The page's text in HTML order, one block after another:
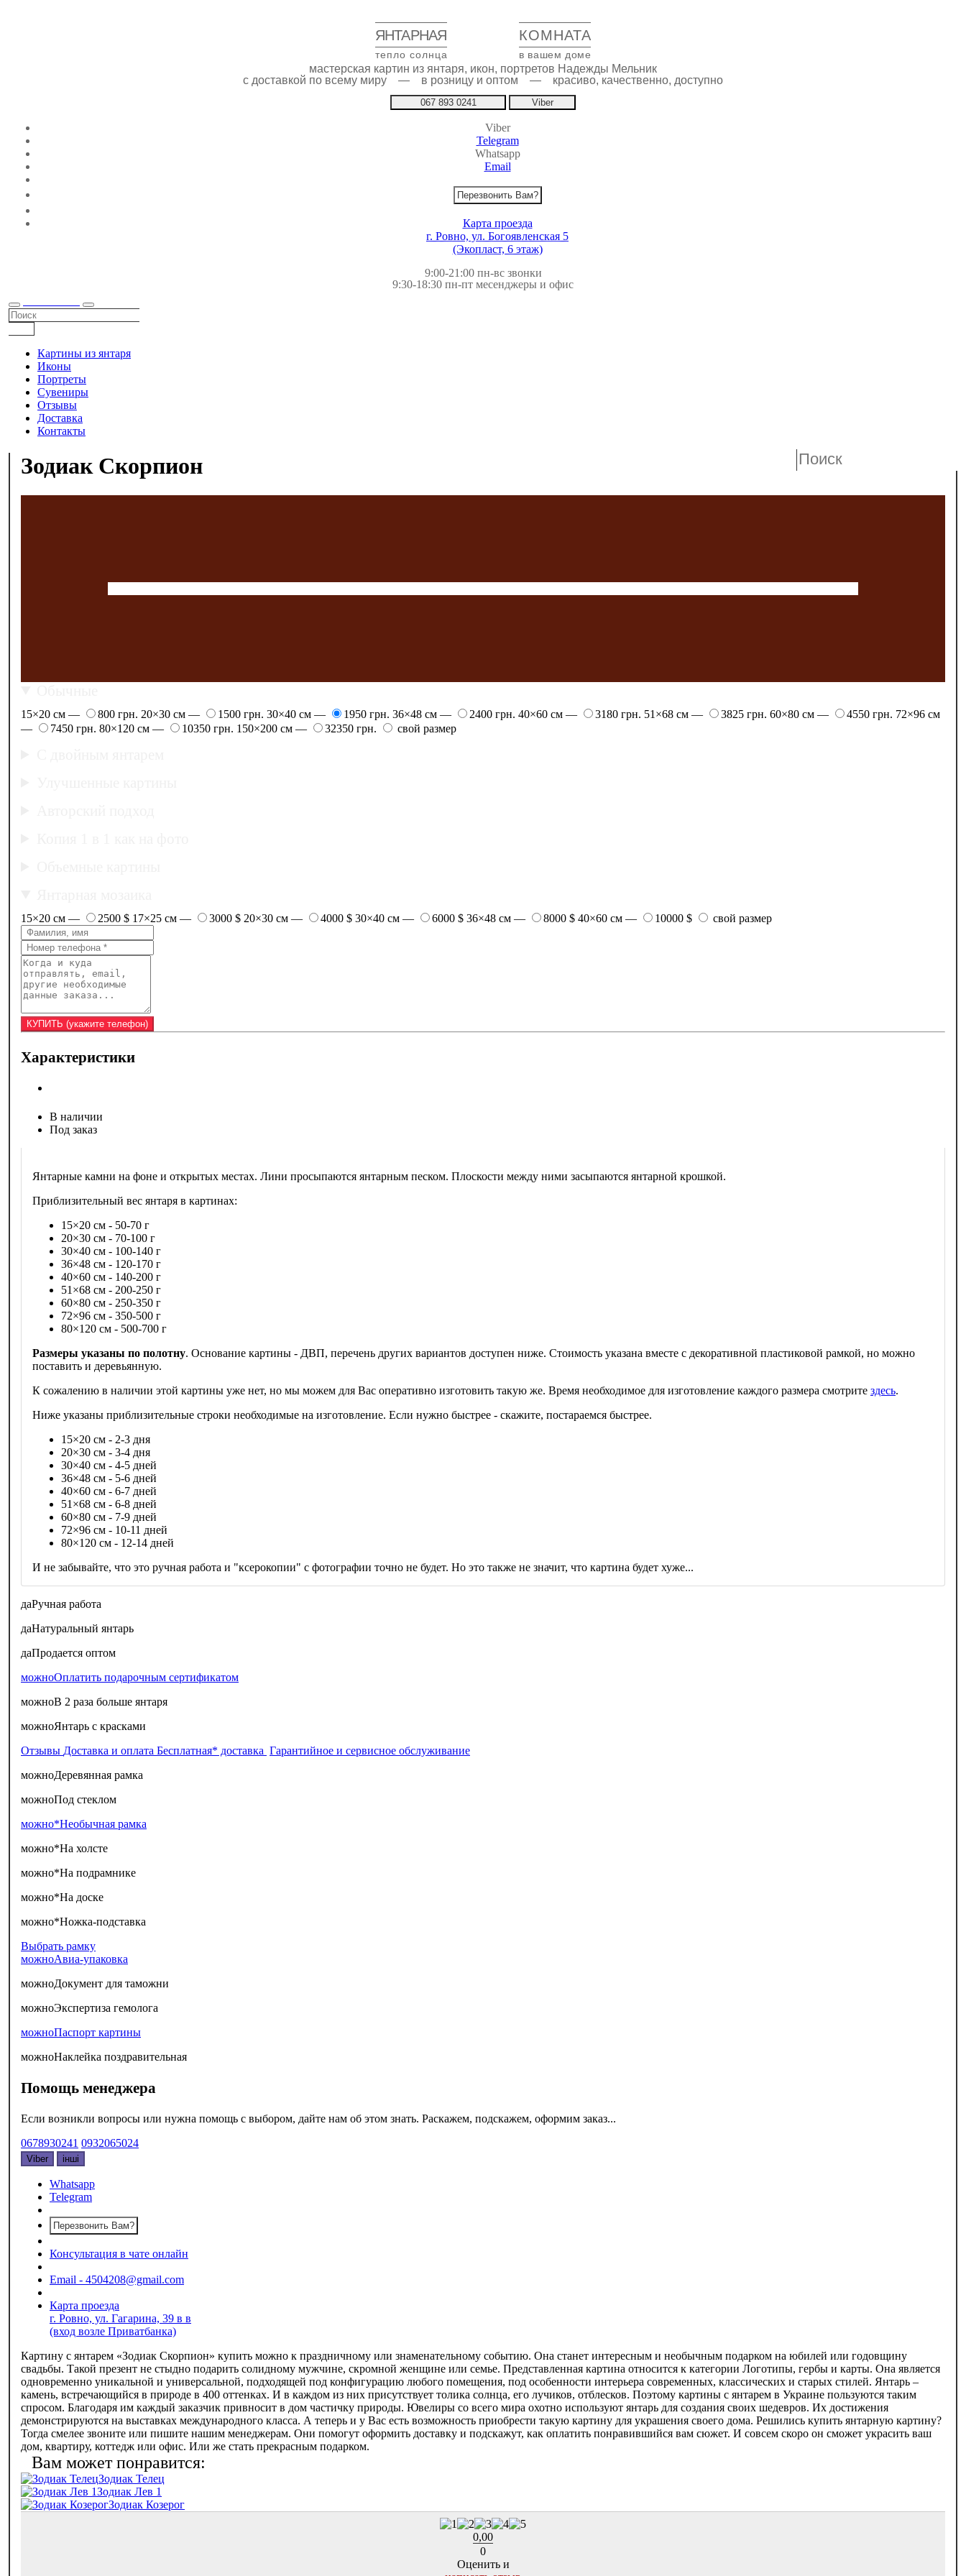
ЯНТАРНАЯ КОМНАТА
тепло солнца в вашем доме
мастерская картин из янтаря, икон, портретов Надежды Мельник
с доставкой по всему миру — в розницу и оптом — красиво, качественно, доступно
067 893 0241 Viber
Viber
Telegram
Whatsapp
Email
Перезвонить Вам?
Карта проезда
г. Ровно, ул. Богоявленская 5
(Экопласт, 6 этаж)
9:00-21:00 пн-вс звонки
9:30-18:30 пн-пт месенджеры и офис
Картины из янтаря
Иконы
Портреты
Сувениры
Отзывы
Доставка
Контакты
Зодиак Скорпион
15×20 см — 800 грн. 20×30 см — 1500 грн. 30×40 см — 1950 грн. 36×48 см — 2400 грн. 40×60 см — 3180 грн. 51×68 см — 3825 грн. 60×80 см — 4550 грн. 72×96 см
—
7450 грн. 80×120 см — 10350 грн. 150×200 см — 32350 грн. свой размер
15×20 см — 2500 $ 17×25 см — 3000 $ 20×30 см — 4000 $ 30×40 см — 6000 $ 36×48 см — 8000 $ 40×60 см — 10000 $ свой размер
Характеристики
В наличии
Под заказ
Янтарные камни на фоне и открытых местах. Лини просыпаются янтарным песком. Плоскости между ними засыпаются янтарной крошкой.
Приблизительный вес янтаря в картинах:
15×20 см - 50-70 г
20×30 см - 70-100 г
30×40 см - 100-140 г
36×48 см - 120-170 г
40×60 см - 140-200 г
51×68 см - 200-250 г
60×80 см - 250-350 г
72×96 см - 350-500 г
80×120 см - 500-700 г
Размеры указаны по полотну. Основание картины - ДВП, перечень других вариантов доступен ниже. Стоимость указана вместе с декоративной пластиковой рамкой, но можно
поставить и деревьянную.
К сожалению в наличии этой картины уже нет, но мы можем для Вас оперативно изготовить такую же. Время необходимое для изготовление каждого размера смотрите здесь.
Ниже указаны приблизительные строки необходимые на изготовление. Если нужно быстрее - скажите, постараемся быстрее.
15×20 см - 2-3 дня
20×30 см - 3-4 дня
30×40 см - 4-5 дней
36×48 см - 5-6 дней
40×60 см - 6-7 дней
51×68 см - 6-8 дней
60×80 см - 7-9 дней
72×96 см - 10-11 дней
80×120 см - 12-14 дней
И не забывайте, что это ручная работа и "ксерокопии" с фотографии точно не будет. Но это также не значит, что картина будет хуже...
даРучная работа
даНатуральный янтарь
даПродается оптом
можноОплатить подарочным сертификатом
можноВ 2 раза больше янтаря
можноЯнтарь с красками
Отзывы Доставка и оплата Бесплатная* доставка Гарантийное и сервисное обслуживание
можноДеревянная рамка
можноПод стеклом
можно*Необычная рамка
можно*На холсте
можно*На подрамнике
можно*На доске
можно*Ножка-подставка
Выбрать рамку
можноАвиа-упаковка
можноДокумент для таможни
можноЭкспертиза гемолога
можноПаспорт картины
можноНаклейка поздравительная
Помощь менеджера
Если возникли вопросы или нужна помощь с выбором, дайте нам об этом знать. Раскажем, подскажем, оформим заказ...
0678930241 0932065024
Viber інші
Whatsapp
Telegram
Перезвонить Вам?
Консультация в чате онлайн
Email - 4504208@gmail.com
Карта проезда
г. Ровно, ул. Гагарина, 39 в в
(вход возле Приватбанка)
Картину с янтарем «‎Зодиак Скорпион» купить можно к праздничному или знаменательному событию. Она станет интересным и необычным подарком на юбилей или годовщину
свадьбы. Такой презент не стыдно подарить солидному мужчине, скромной женщине или семье. Представленная картина относится к категории Логотипы, гербы и карты. Она является
одновременно уникальной и универсальной, подходящей под конфигурацию любого помещения, под особенности интерьера современных, классических и старых стилей. Янтарь –
камень, встречающийся в природе в 400 оттенках. И в каждом из них присутствует толика солнца, его лучиков, отблесков. Поэтому картины с янтарем в Украине пользуются таким
спросом. Благодаря им каждый заказчик привносит в дом частичку природы. Ювелиры со всего мира охотно используют янтарь для создания своих шедевров. Их достижения
демонстрируются на выставках международного класса. А теперь и у Вас есть возможность приобрести такую картину для украшения своего дома. Решились купить янтарную картину?
Тогда смелее звоните или пишите нашим менеджерам. Они помогут оформить доставку и подскажут, как оплатить понравившийся вам сюжет. И совсем скоро он сможет украсить ваш
дом, квартиру, коттедж или офис. Или же стать прекрасным подарком.
Зодиак Телец
Зодиак Лев 1
Зодиак Козерог
0,00
0
Оценить и